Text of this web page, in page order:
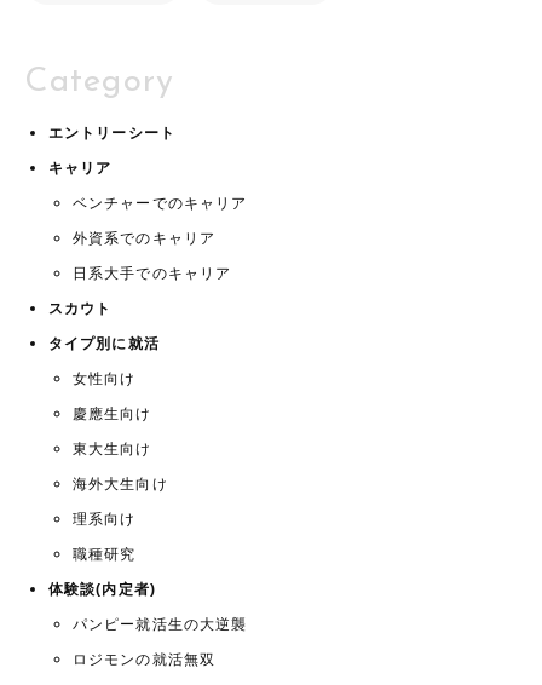
Category
エントリーシート
キャリア
ベンチャーでのキャリア
外資系でのキャリア
日系大手でのキャリア
スカウト
タイプ別に就活
女性向け
慶應生向け
東大生向け
海外大生向け
理系向け
職種研究
体験談(内定者)
パンピー就活生の大逆襲
ロジモンの就活無双